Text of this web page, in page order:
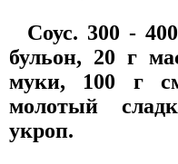
Соус. 300 -
бульон, 20 г
муки, 100 г
молотый
укроп.